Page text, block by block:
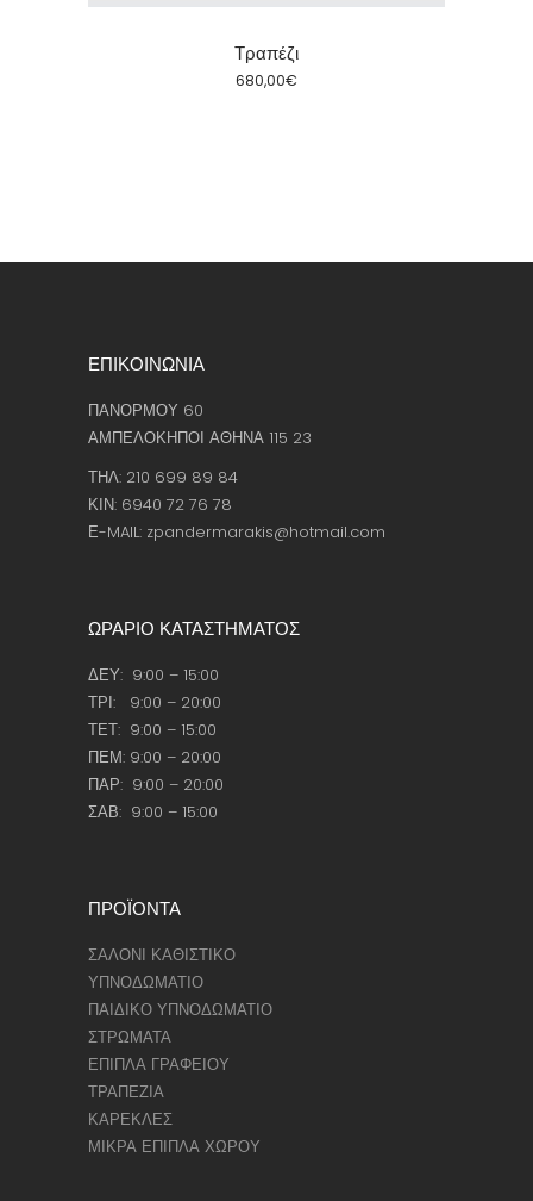
Τραπέζι
680,00€
ΕΠΙΚΟΙΝΩΝΙΑ
ΠΑΝΟΡΜΟΥ 60
ΑΜΠΕΛΟΚΗΠΟΙ ΑΘΗΝΑ 115 23
ΤΗΛ: 210 699 89 84
ΚΙΝ: 6940 72 76 78
Ε-MAIL: zpandermarakis@hotmail.com
ΩΡΑΡΙΟ ΚΑΤΑΣΤΗΜΑΤΟΣ
ΔΕΥ: 9:00 – 15:00
ΤΡΙ: 9:00 – 20:00
ΤΕΤ: 9:00 – 15:00
ΠΕΜ: 9:00 – 20:00
ΠΑΡ: 9:00 – 20:00
ΣΑΒ: 9:00 – 15:00
ΠΡΟΪΟΝΤΑ
ΣΑΛΟΝΙ ΚΑΘΙΣΤΙΚΟ
ΥΠΝΟΔΩΜΑΤΙΟ
ΠΑΙΔΙΚΟ ΥΠΝΟΔΩΜΑΤΙΟ
ΣΤΡΩΜΑΤΑ
ΕΠΙΠΛΑ ΓΡΑΦΕΙΟΥ
ΤΡΑΠΕΖΙΑ
ΚΑΡΕΚΛΕΣ
ΜΙΚΡΑ ΕΠΙΠΛΑ ΧΩΡΟΥ